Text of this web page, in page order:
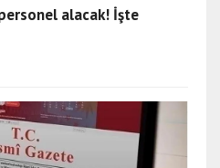
personel alacak! İşte